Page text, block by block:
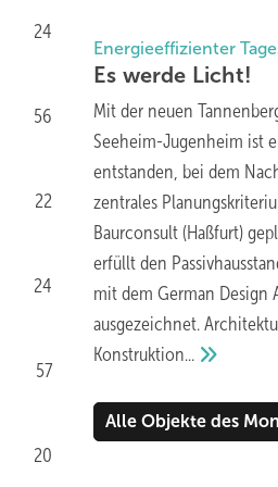
24
56
22
24
57
20
Energieeffizienter
Es werde Licht!
Mit der neuen
Seeheim-Jugenheim ist
entstanden, bei dem
zentrales
Baurconsult (Haßfurt)
erfüllt den
mit dem German Design
ausgezeichnet.
Konstruktion...
Alle Objekte des